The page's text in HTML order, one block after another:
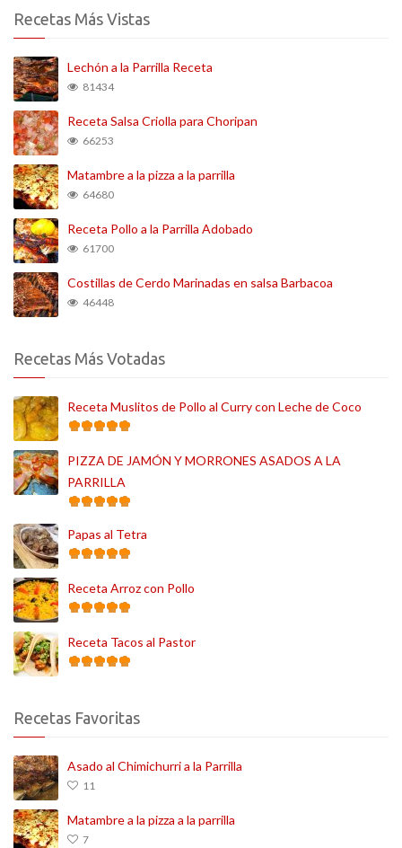
Recetas Más Vistas
Lechón a la Parrilla Receta
81434
Receta Salsa Criolla para Choripan
66253
Matambre a la pizza a la parrilla
64680
Receta Pollo a la Parrilla Adobado
61700
Costillas de Cerdo Marinadas en salsa Barbacoa
46448
Recetas Más Votadas
Receta Muslitos de Pollo al Curry con Leche de Coco
PIZZA DE JAMÓN Y MORRONES ASADOS A LA
PARRILLA
Papas al Tetra
Receta Arroz con Pollo
Receta Tacos al Pastor
Recetas Favoritas
Asado al Chimichurri a la Parrilla
11
Matambre a la pizza a la parrilla
7